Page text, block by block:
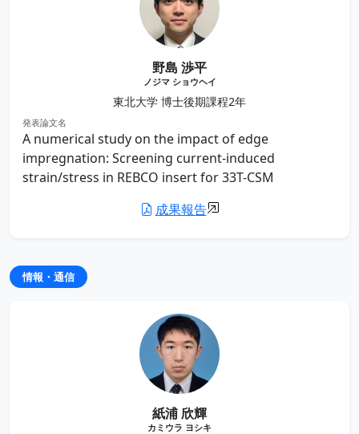
野島 渉平
ノジマ ショウヘイ
東北大学 博士後期課程2年
発表論文名
A numerical study on the impact of edge
impregnation: Screening current-induced
strain/stress in REBCO insert for 33T-CSM
成果報告
情報・通信
紙浦 欣輝
カミウラ ヨシキ